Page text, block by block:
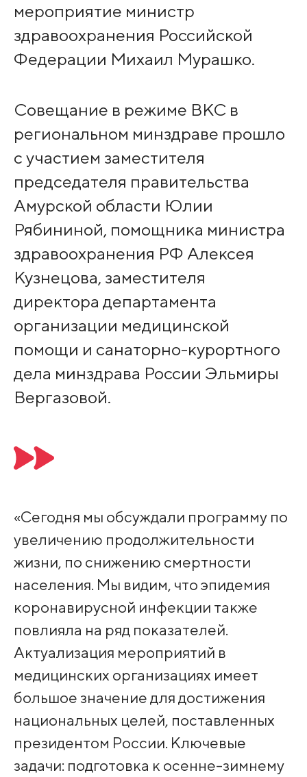
мероприятие министр
здравоохранения Российской
Федерации Михаил Мурашко.
Совещание в режиме ВКС в
региональном минздраве прошло
с участием заместителя
председателя правительства
Амурской области Юлии
Рябининой, помощника министра
здравоохранения РФ Алексея
Кузнецова, заместителя
директора департамента
организации медицинской
помощи и санаторно-курортного
дела минздрава России Эльмиры
Вергазовой.
«Сегодня мы обсуждали программу по
увеличению продолжительности
жизни, по снижению смертности
населения. Мы видим, что эпидемия
коронавирусной инфекции также
повлияла на ряд показателей.
Актуализация мероприятий в
медицинских организациях имеет
большое значение для достижения
национальных целей, поставленных
президентом России. Ключевые
задачи: подготовка к осенне-зимнему